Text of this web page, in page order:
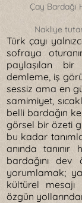
Çay Bardağı
Nakliye
Türk çayı
sofraya
paylaşılan
demleme, iş
sessiz ama en
samimiyet,
belli bardağın
görsel bir özeti
bu kadar
anında
bardağını
yorumlamak;
kültürel
özgün